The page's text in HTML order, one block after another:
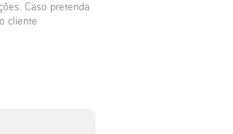
Caso pretenda
cliente